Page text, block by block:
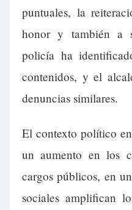
puntuales, la
honor y también a
policía ha
contenidos, y el
denuncias similares.
El contexto político
un aumento en los
cargos públicos, en
sociales amplifican